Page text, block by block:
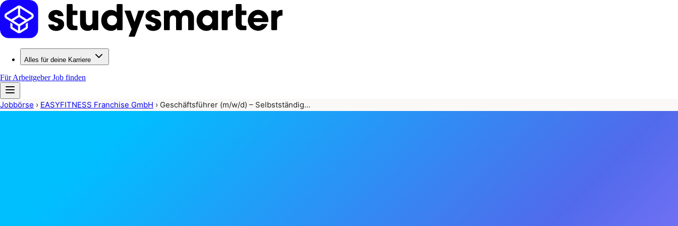
Alles für deine Karriere
Für ArbeitgeberJob finden
Jobbörse › EASYFITNESS Franchise GmbH › Geschäftsführer (m/w/d) – Selbstständig…